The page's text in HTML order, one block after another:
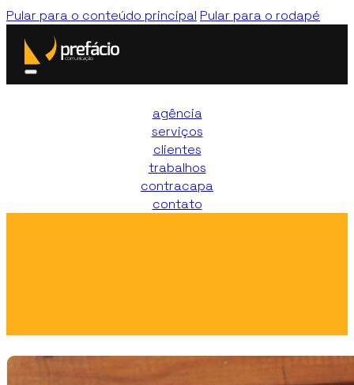
Pular para o conteúdo principal Pular para o rodapé
agência
serviços
clientes
trabalhos
contracapa
contato